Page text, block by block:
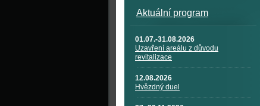
Aktuální program
01.07.-31.08.2026
Uzavření areálu z důvodu
revitalizace
12.08.2026
Hvězdný duel